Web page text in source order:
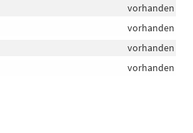
vorhanden
vorhanden
vorhanden
vorhanden